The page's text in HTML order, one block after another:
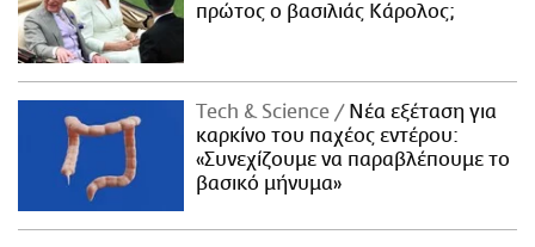
πρώτος ο βασιλιάς Κάρολος;
Τech & Science
Νέα εξέταση για
καρκίνο του παχέος εντέρου:
«Συνεχίζουμε να παραβλέπουμε το
βασικό μήνυμα»